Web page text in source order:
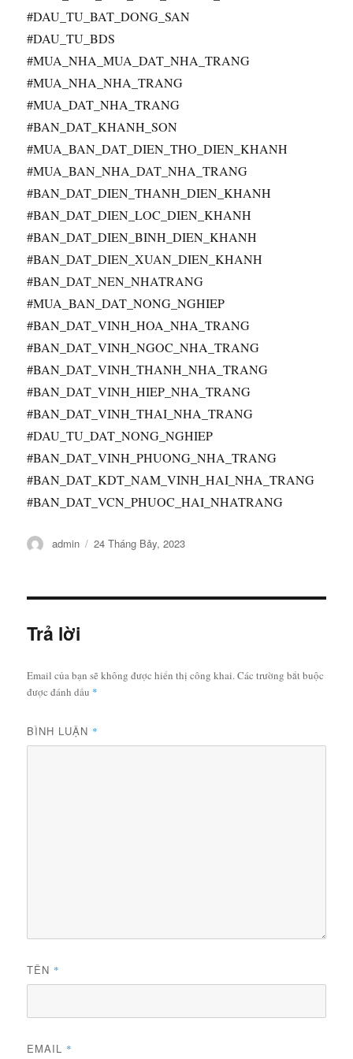
#DAU_TU_BAT_DONG_SAN
#DAU_TU_BDS
#MUA_NHA_MUA_DAT_NHA_TRANG
#MUA_NHA_NHA_TRANG
#MUA_DAT_NHA_TRANG
#BAN_DAT_KHANH_SON
#MUA_BAN_DAT_DIEN_THO_DIEN_KHANH
#MUA_BAN_NHA_DAT_NHA_TRANG
#BAN_DAT_DIEN_THANH_DIEN_KHANH
#BAN_DAT_DIEN_LOC_DIEN_KHANH
#BAN_DAT_DIEN_BINH_DIEN_KHANH
#BAN_DAT_DIEN_XUAN_DIEN_KHANH
#BAN_DAT_NEN_NHATRANG
#MUA_BAN_DAT_NONG_NGHIEP
#BAN_DAT_VINH_HOA_NHA_TRANG
#BAN_DAT_VINH_NGOC_NHA_TRANG
#BAN_DAT_VINH_THANH_NHA_TRANG
#BAN_DAT_VINH_HIEP_NHA_TRANG
#BAN_DAT_VINH_THAI_NHA_TRANG
#DAU_TU_DAT_NONG_NGHIEP
#BAN_DAT_VINH_PHUONG_NHA_TRANG
#BAN_DAT_KDT_NAM_VINH_HAI_NHA_TRANG
#BAN_DAT_VCN_PHUOC_HAI_NHATRANG
Tác
admin
Đăng
24 Tháng Bảy, 2023
Trả lời
Email của bạn sẽ không được hiển thị công khai.Các trường bắt buộc
được đánh dấu *
BÌNH LUẬN *
TÊN *
EMAIL *